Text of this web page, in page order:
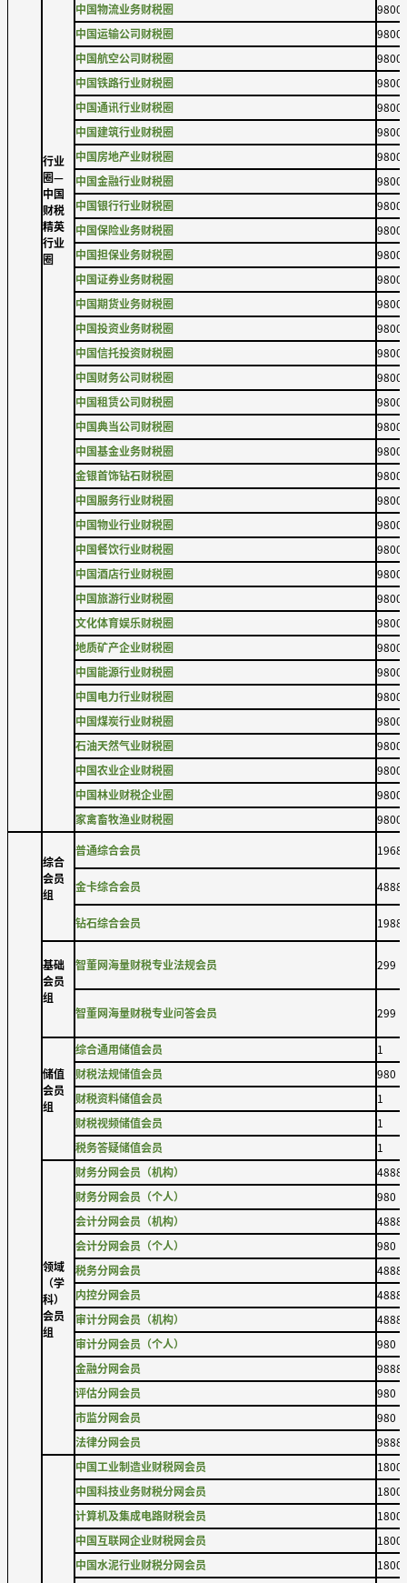
行业
圈—
中国
财税
精英
行业
圈
中国物流业务财税圈
9800
中国运输公司财税圈
9800
中国航空公司财税圈
9800
中国铁路行业财税圈
9800
中国通讯行业财税圈
9800
中国建筑行业财税圈
9800
中国房地产业财税圈
9800
中国金融行业财税圈
9800
中国银行行业财税圈
9800
中国保险业务财税圈
9800
中国担保业务财税圈
9800
中国证券业务财税圈
9800
中国期货业务财税圈
9800
中国投资业务财税圈
9800
中国信托投资财税圈
9800
中国财务公司财税圈
9800
中国租赁公司财税圈
9800
中国典当公司财税圈
9800
中国基金业务财税圈
9800
金银首饰钻石财税圈
9800
中国服务行业财税圈
9800
中国物业行业财税圈
9800
中国餐饮行业财税圈
9800
中国酒店行业财税圈
9800
中国旅游行业财税圈
9800
文化体育娱乐财税圈
9800
地质矿产企业财税圈
9800
中国能源行业财税圈
9800
中国电力行业财税圈
9800
中国煤炭行业财税圈
9800
石油天然气业财税圈
9800
中国农业企业财税圈
9800
中国林业财税企业圈
9800
家禽畜牧渔业财税圈
9800
综合
会员
组
普通综合会员 1968
金卡综合会员 4888
钻石综合会员
基础
会员
组
智董网海量财税专业法规会员 299
智董网海量财税专业问答会员 299
储值
会员
组
综合通用储值会员
1
财税法规储值会员
980
财税资料储值会员
1
财税视频储值会员
1
税务答疑储值会员
1
领域
（学
科）
会员
组
财务分网会员（机构）
4888
财务分网会员（个人）
980
会计分网会员（机构）
4888
会计分网会员（个人）
980
税务分网会员
4888
内控分网会员
4888
审计分网会员（机构）
4888
审计分网会员（个人）
980
金融分网会员
9888
评估分网会员
980
市监分网会员
980
法律分网会员
9888
中国工业制造业财税网会员
1800
中国科技业务财税分网会员
1800
计算机及集成电路财税会员
1800
中国互联网企业财税网会员
1800
中国水泥行业财税分网会员
1800